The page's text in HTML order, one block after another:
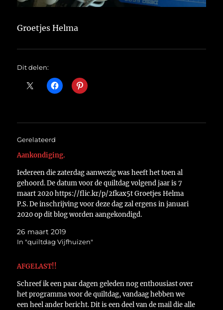
Groetjes Helma
Dit delen:
Gerelateerd
Aankondiging.
Iedereen die zaterdag aanwezig was heeft het toen al
gehoord. De datum voor de quiltdag volgend jaar is 7
maart 2020 https://flic.kr/p/2fkax5t Groetjes Helma
P.S. De inschrijving voor deze dag zal ergens in januari
2020 op dit blog worden aangekondigd.
26 maart 2019
In "quiltdag Vijfhuizen"
AFGELAST!!
Schreef ik een paar dagen geleden nog enthousiast over
het programma voor de quiltdag, vandaag hebben we
een heel ander bericht. Dit is een deel van de mail die alle